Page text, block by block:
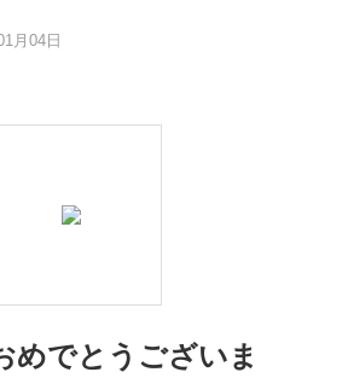
月04日
めでとうございま